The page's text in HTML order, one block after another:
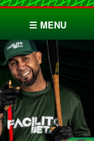
☰ MENU